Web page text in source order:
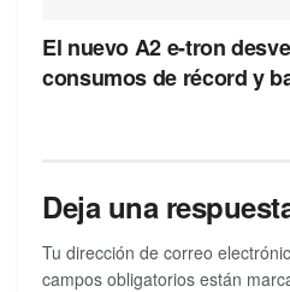
El nuevo A2 e-tron
consumos de récord y
Deja una
Tu dirección de correo
campos obligatorios están